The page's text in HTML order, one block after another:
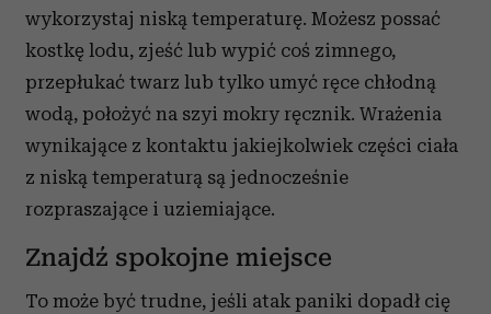
wykorzystaj niską temperaturę. Możesz possać
kostkę lodu, zjeść lub wypić coś zimnego,
przepłukać twarz lub tylko umyć ręce chłodną
wodą, położyć na szyi mokry ręcznik. Wrażenia
wynikające z kontaktu jakiejkolwiek części ciała
z niską temperaturą są jednocześnie
rozpraszające i uziemiające.
Znajdź spokojne miejsce
To może być trudne, jeśli atak paniki dopadł cię